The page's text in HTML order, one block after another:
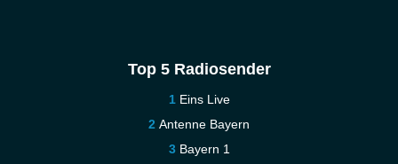
Top 5 Radiosender
Eins Live
Antenne Bayern
Bayern 1